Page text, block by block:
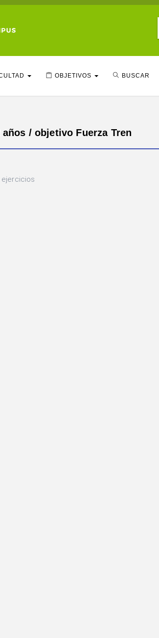
OBJETIVOS BUSCAR
/ objetivo Fuerza Tren
ejercicios